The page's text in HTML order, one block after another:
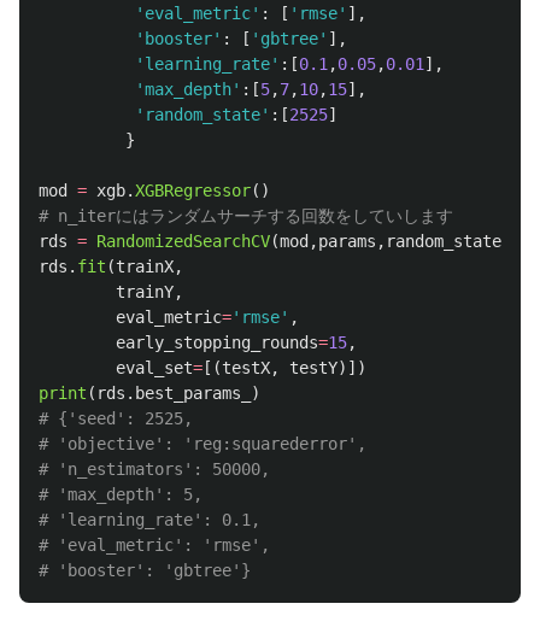
' eval_metric' : [ ' rmse' ],
' booster' : [ ' gbtree' ],
' learning_rate' :[0.1,0.05,0.01],
'max_depth' :[5,7,10,15],
' random_state' :[2525]
}
mod = xgb.XGBRegressor()
rds = RandomizedSearchCV(mod ,params , random_state
rds . fit (trainX,
trainY,
eval_metric=' rmse' ,
early_stopping_rounds=15,
eval_set= [(testX, testY)])
print ( rds . best_params_
)
# {'seed': 2525,
# 'objective': 'reg:squarederror',
# 'n_estimators': 50000,
# 'max_depth': 5,
# 'learning_rate': 0.1,
# 'eval_metric': 'rmse',